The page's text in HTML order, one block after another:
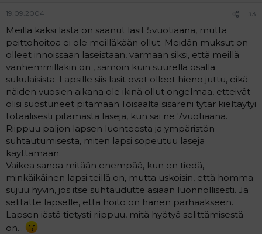
19.09.2004 #3
Meillä kaksi lasta on saanut lasit 5vuotiaana, mutta
peittohoitoa ei ole meilläkään ollut. Meidän muksut on
olleet innoissaan laseistaan, varmaan siksi, että meillä
vanhemmillakin on , samoin kuin suurella osalla
sukulaisista. Lapsille siis lasit ovat olleet hieno juttu, eikä
näiden vuosien aikana ole ikinä ollut ongelmaa, etteivät
olisi suostuneet pitämään.Toisaalta sisareni tytär kieltäytyi
totaalisesti pitämästä laseja, kun sai ne 7vuotiaana.
Riippuu paljon lapsen luonteesta ja ympäristön
suhtautumisesta, miten lapsi sopeutuu laseja
käyttämään.
Vaikea sanoa mitään enempää, kun en tiedä,
minkäikäinen lapsi teillä on, mutta uskoisin, että homma
sujuu hyvin, jos itse suhtaudutte asiaan luonnollisesti. Ja
selitätte lapselle, että hoito on hänen parhaakseen.
Lapsen iästä tietysti riippuu, mitä hyötyä selittämisestä
on...